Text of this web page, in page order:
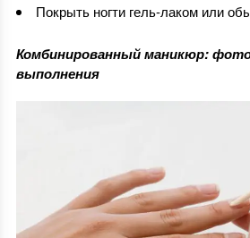
Покрыть ногти гель-лаком или
Комбинированный маникюр:
выполнения